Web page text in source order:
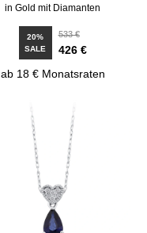
in Gold mit Diamanten
20%
SALE
533 €
426 €
ab 18 € Monatsraten